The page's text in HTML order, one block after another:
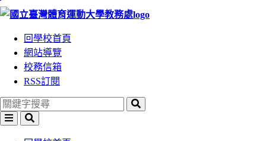
跳
區
塊
回學校首頁
網站導覽
校務信箱
RSS訂閱